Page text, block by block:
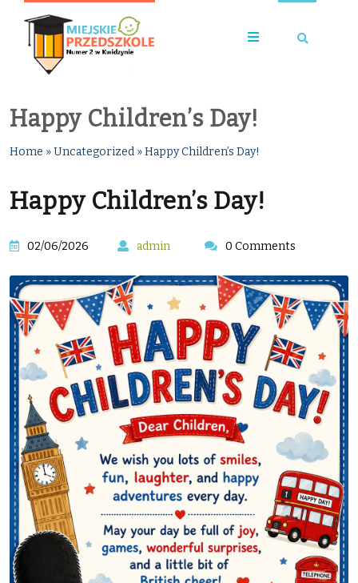
Happy Children’s Day!
Home »Uncategorized »Happy Children’s Day!
Happy Children’s Day!
02/06/2026 admin 0 Comments